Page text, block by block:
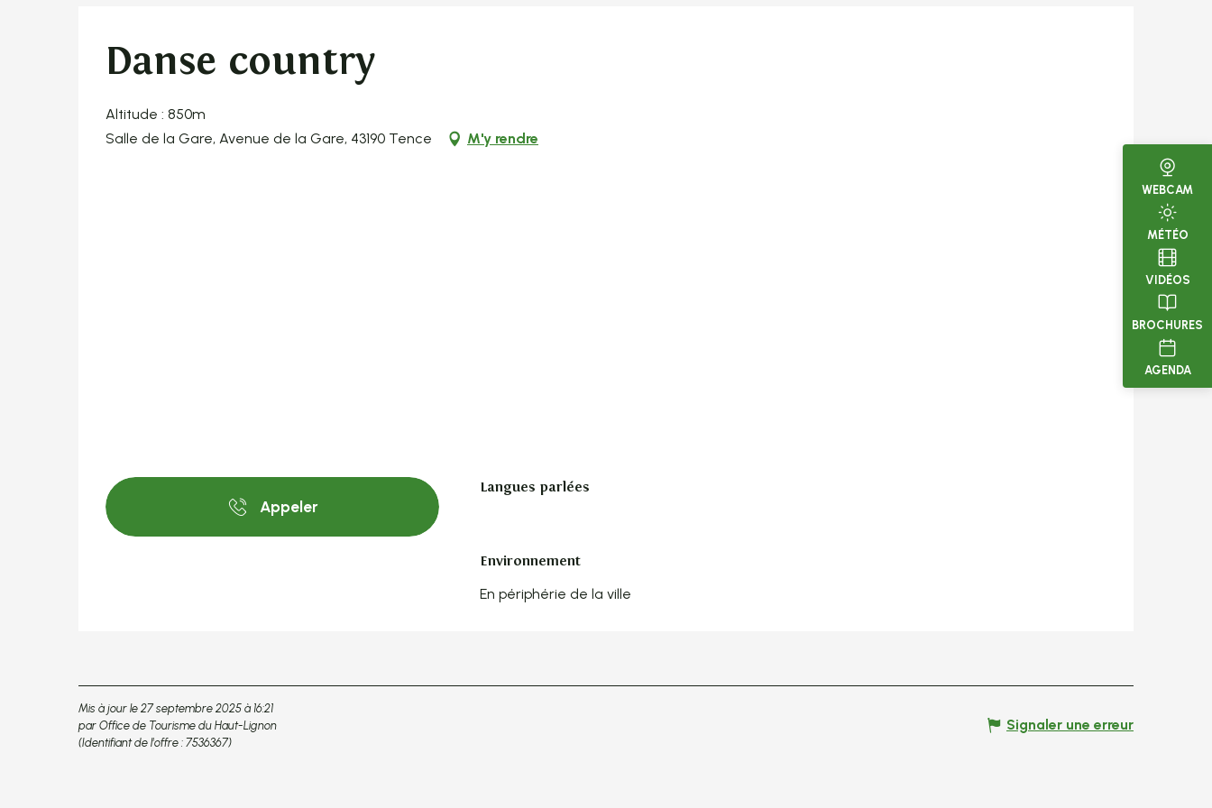
WEBCAM
MÉTÉO
VIDÉOS
BROCHURES
AGENDA
Danse country
Altitude : 850m
Salle de la Gare, Avenue de la Gare, 43190 Tence
M'y rendre
Appeler
Langues parlées
Langues parlées
Environnement
Environnement
En périphérie de la ville
Mis à jour le 27 septembre 2025 à 16:21
par Office de Tourisme du Haut-Lignon
(Identifiant de l'offre : 7536367)
Signaler une erreur